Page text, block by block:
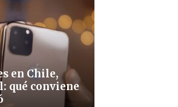
en Chile,
qué conviene